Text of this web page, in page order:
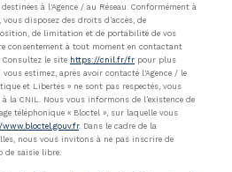
à l'Agence / au Réseau. Conformément à
disposez des droits d’accès, de
de limitation et de portabilité de vos
consentement à tout moment en contactant
Consultez le site https://cnil.fr/fr pour plus
estimez, après avoir contacté l'Agence / le
et Libertés » ne sont pas respectés, vous
la CNIL. Nous vous informons de l’existence de
téléphonique « Bloctel », sur laquelle vous
. Dans le cadre de la
nous vous invitons à ne pas inscrire de
de saisie libre.